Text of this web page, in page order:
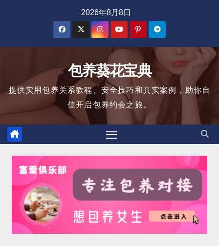
2026年8月8日
包养葵花宝典
提供实用包养关系教程、安全技巧和真实案例，助你自
信开启包养约会之旅。